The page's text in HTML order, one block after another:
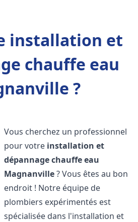
installation et
chauffe eau
?
Vous cherchez un professionnel
pour votre installation et
dépannage chauffe eau
Magnanville? Vous êtes au bon
endroit ! Notre équipe de
plombiers expérimentés est
spécialisée dans l'installation et